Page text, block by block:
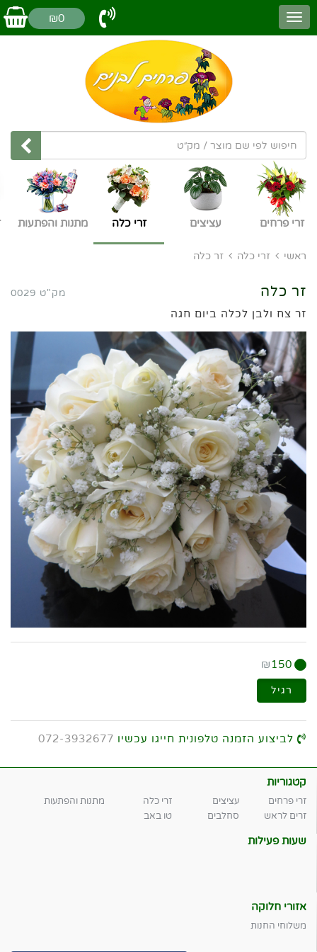
₪0
זרי פרחים עציצים זרי כלה מתנות והפתעות
ראשי זרי כלה זר כלה
זר כלה מק"ט 0029
זר צח ולבן לכלה ביום חגה
₪ 150
רגיל
לביצוע הזמנה טלפונית חייגו עכשיו 072-3932677
קטגוריות
זרי פרחים עציצים זרי כלה
מתנות והפתעות
זרים לראש
סחלבים טו באב
שעות פעילות
אזורי חלוקה
משלוחי החנות